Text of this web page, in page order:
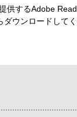
供するAdobe
ウンロードしてく